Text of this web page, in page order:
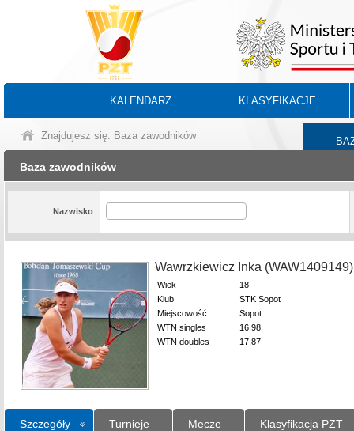
KALENDARZ KLASYFIKACJE
Znajdujesz się: Baza zawodników
Baza zawodników
Nazwisko
Wawrzkiewicz Inka (WAW1409149)
Wiek
18
Klub
STK Sopot
Miejscowość
Sopot
WTN singles
16,98
WTN doubles
17,87
Szczegóły Turnieje Mecze Klasyfikacja PZT